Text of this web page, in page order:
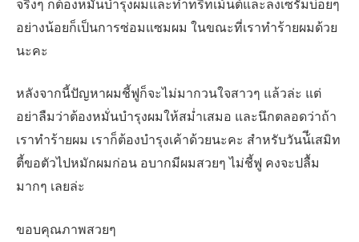
จริงๆ ก็ต้องหมั่นบำรุงผมและทำทรีทเม้นต์และลงเซรั่มบ่อยๆ
อย่างน้อยก็เป็นการซ่อมแซมผม ในขณะที่เราทำร้ายผมด้วย
นะคะ
หลังจากนี้ปัญหาผมชี้ฟูก็จะไม่มากวนใจสาวๆ แล้วล่ะ แต่
อย่าลืมว่าต้องหมั่นบำรุงผมให้สม่ำเสมอ และนึกตลอดว่าถ้า
เราทำร้ายผม เราก็ต้องบำรุงเค้าด้วยนะคะ สำหรับวันน้ีเสมิท
ตี้ขอตัวไปหมักผมก่อน อบากมีผมสวยๆ ไม่ชี้ฟู คงจะปลื้ม
มากๆ เลยล่ะ
ขอบคุณภาพสวยๆ